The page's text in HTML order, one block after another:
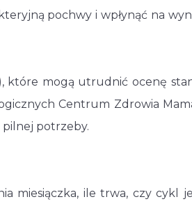
pochwy i wpłynąć na
które mogą utrudnić ocenę
Centrum Zdrowia
pilnej potrzeby.
miesiączka, ile trwa, czy cykl